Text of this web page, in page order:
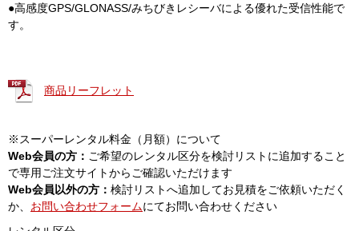
●高感度GPS/GLONASS/みちびきレシーバによる優れた受信性能で
す。
商品リーフレット
※スーパーレンタル料金（月額）について
Web会員の方： ご希望のレンタル区分を検討リストに追加すること
で専用ご注文サイトからご確認いただけます
Web会員以外の方： 検討リストへ追加してお見積をご依頼いただく
か、 お問い合わせフォームにてお問い合わせください